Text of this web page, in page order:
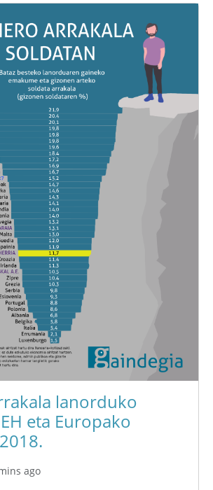
lanorduko
eta Europako
ago